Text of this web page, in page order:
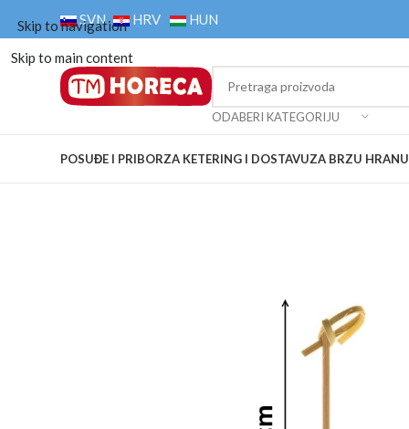
Skip to navigation
Skip to main content
SVN HRV HUN
ODABERI KATEGORIJU
POSUĐE I PRIBORZA KETERING I DOSTAVUZA BRZU HRANU